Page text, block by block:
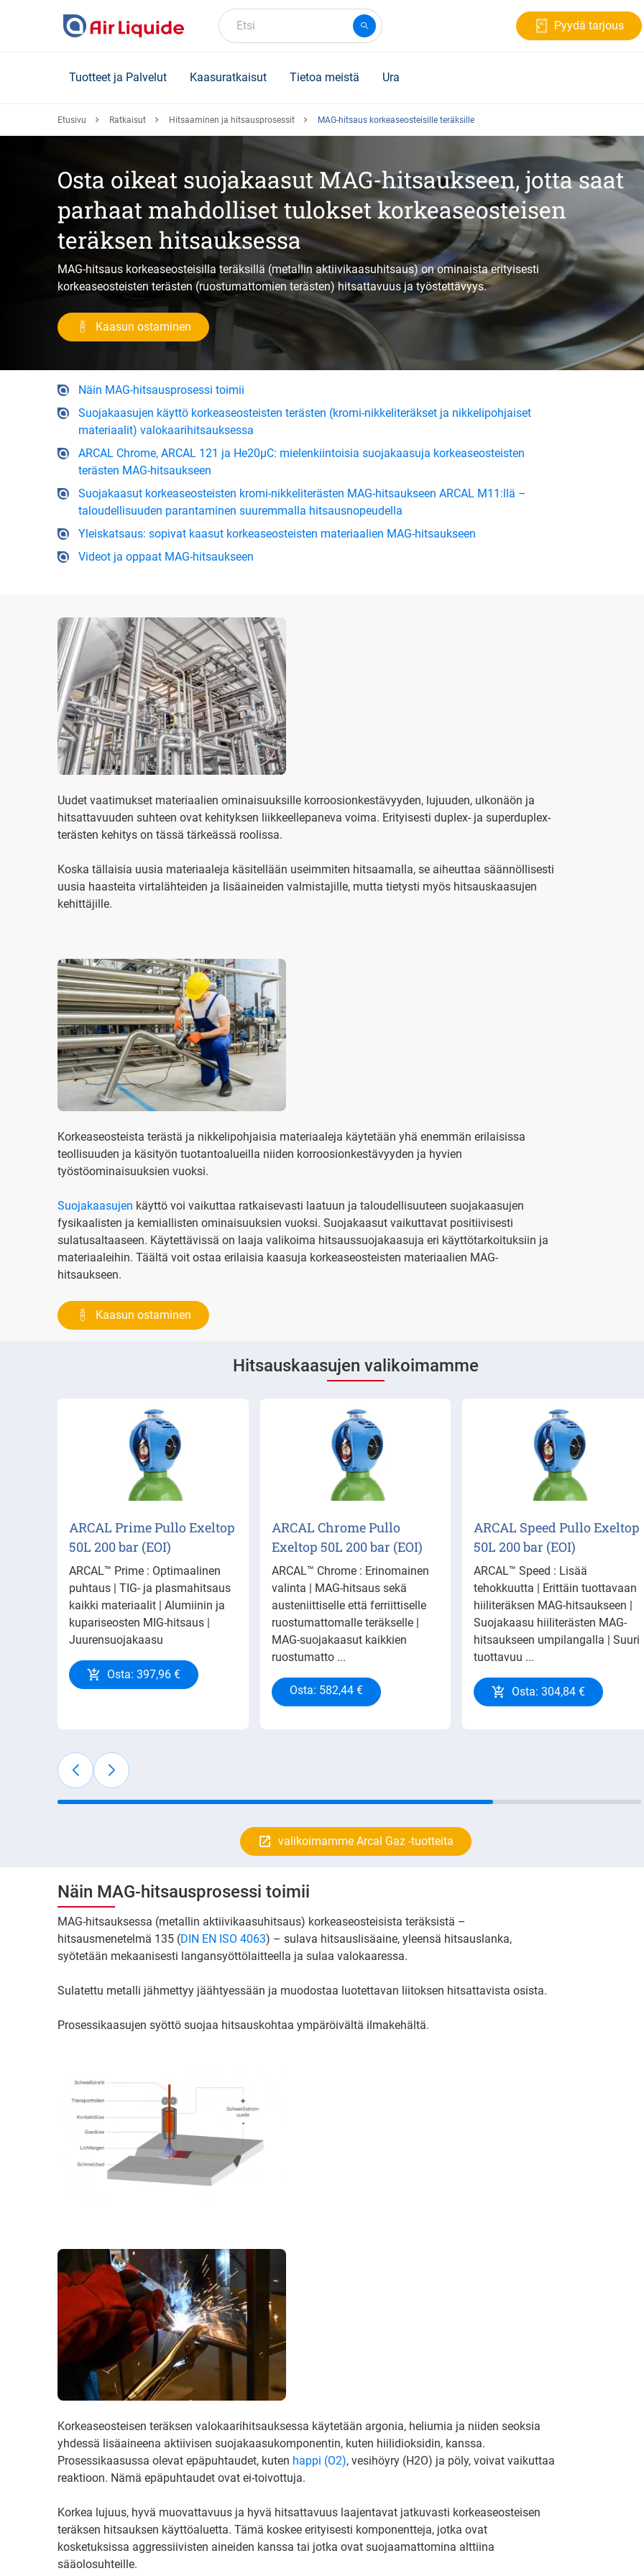
Etsi Pyydä tarjous
Tuotteet ja Palvelut Kaasuratkaisut Tietoa meistä Ura
Etusivu Ratkaisut Hitsaaminen ja hitsausprosessit MAG-hitsaus korkeaseosteisille teräksille
Osta oikeat suojakaasut MAG-hitsaukseen, jotta saat
parhaat mahdolliset tulokset korkeaseosteisen
teräksen hitsauksessa
MAG-hitsaus korkeaseosteisilla teräksillä (metallin aktiivikaasuhitsaus) on ominaista erityisesti
korkeaseosteisten terästen (ruostumattomien terästen) hitsattavuus ja työstettävyys.
Kaasun ostaminen
Näin MAG-hitsausprosessi toimii
Suojakaasujen käyttö korkeaseosteisten terästen (kromi-nikkeliteräkset ja nikkelipohjaiset
materiaalit) valokaarihitsauksessa
ARCAL Chrome, ARCAL 121 ja He20µC: mielenkiintoisia suojakaasuja korkeaseosteisten
terästen MAG-hitsaukseen
Suojakaasut korkeaseosteisten kromi-nikkeliterästen MAG-hitsaukseen ARCAL M11:llä –
taloudellisuuden parantaminen suuremmalla hitsausnopeudella
Yleiskatsaus: sopivat kaasut korkeaseosteisten materiaalien MAG-hitsaukseen
Videot ja oppaat MAG-hitsaukseen
Uudet vaatimukset materiaalien ominaisuuksille korroosionkestävyyden, lujuuden, ulkonäön ja
hitsattavuuden suhteen ovat kehityksen liikkeellepaneva voima. Erityisesti duplex- ja superduplex-
terästen kehitys on tässä tärkeässä roolissa.
Koska tällaisia uusia materiaaleja käsitellään useimmiten hitsaamalla, se aiheuttaa säännöllisesti
uusia haasteita virtalähteiden ja lisäaineiden valmistajille, mutta tietysti myös hitsauskaasujen
kehittäjille.
Korkeaseosteista terästä ja nikkelipohjaisia materiaaleja käytetään yhä enemmän erilaisissa
teollisuuden ja käsityön tuotantoalueilla niiden korroosionkestävyyden ja hyvien
työstöominaisuuksien vuoksi.
Suojakaasujen käyttö voi vaikuttaa ratkaisevasti laatuun ja taloudellisuuteen suojakaasujen
fysikaalisten ja kemiallisten ominaisuuksien vuoksi. Suojakaasut vaikuttavat positiivisesti
sulatusaltaaseen. Käytettävissä on laaja valikoima hitsaussuojakaasuja eri käyttötarkoituksiin ja
materiaaleihin. Täältä voit ostaa erilaisia kaasuja korkeaseosteisten materiaalien MAG-
hitsaukseen.
Kaasun ostaminen
Hitsauskaasujen valikoimamme
ARCAL Prime Pullo Exeltop
50L 200 bar (EOI)
ARCAL™ Prime : Optimaalinen
puhtaus | TIG- ja plasmahitsaus
kaikki materiaalit | Alumiinin ja
kupariseosten MIG-hitsaus |
Juurensuojakaasu
Osta: 397,96 €
ARCAL Chrome Pullo
Exeltop 50L 200 bar (EOI)
ARCAL™ Chrome : Erinomainen
valinta | MAG-hitsaus sekä
austeniittiselle että ferriittiselle
ruostumattomalle teräkselle |
MAG-suojakaasut kaikkien
ruostumatto ...
Osta: 582,44 €
ARCAL Speed Pullo Exeltop
50L 200 bar (EOI)
ARCAL™ Speed : Lisää
tehokkuutta | Erittäin tuottavaan
hiiliteräksen MAG-hitsaukseen |
Suojakaasu hiiliterästen MAG-
hitsaukseen umpilangalla | Suuri
tuottavuu ...
Osta: 304,84 €
valikoimamme Arcal Gaz -tuotteita
Näin MAG-hitsausprosessi toimii
MAG-hitsauksessa (metallin aktiivikaasuhitsaus) korkeaseosteisista teräksistä –
hitsausmenetelmä 135 (DIN EN ISO 4063) – sulava hitsauslisäaine, yleensä hitsauslanka,
syötetään mekaanisesti langansyöttölaitteella ja sulaa valokaaressa.
Sulatettu metalli jähmettyy jäähtyessään ja muodostaa luotettavan liitoksen hitsattavista osista.
Prosessikaasujen syöttö suojaa hitsauskohtaa ympäröivältä ilmakehältä.
Korkeaseosteisen teräksen valokaarihitsauksessa käytetään argonia, heliumia ja niiden seoksia
yhdessä lisäaineena aktiivisen suojakaasukomponentin, kuten hiilidioksidin, kanssa.
Prosessikaasussa olevat epäpuhtaudet, kuten happi (O2), vesihöyry (H2O) ja pöly, voivat vaikuttaa
reaktioon. Nämä epäpuhtaudet ovat ei-toivottuja.
Korkea lujuus, hyvä muovattavuus ja hyvä hitsattavuus laajentavat jatkuvasti korkeaseosteisen
teräksen hitsauksen käyttöaluetta. Tämä koskee erityisesti komponentteja, jotka ovat
kosketuksissa aggressiivisten aineiden kanssa tai jotka ovat suojaamattomina alttiina
sääolosuhteille.